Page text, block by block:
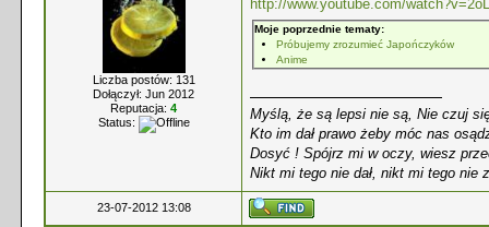
Liczba postów: 131
Dołączył: Jun 2012
Reputacja: 4
Status:
http://www.youtube.com/
Moje poprzednie tematy:
Próbujemy zrozumieć Japończyków
Anime
Myślą, że są lepsi nie są, Nie czuj
Kto im dał prawo żeby móc nas
Dosyć ! Spójrz mi w oczy, wiesz
Nikt mi tego nie dał, nikt mi tego nie
23-07-2012 13:08